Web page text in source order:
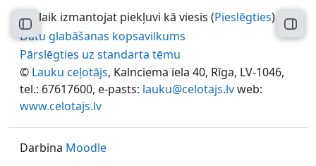
Atvērt kursu indeksu
Pašlaik izmantojat piekļuvi kā viesis (Pieslēgties)
Datu glabāšanas kopsavilkums
Pārslēgties uz standarta tēmu
© Lauku ceļotājs, Kalnciema iela 40, Rīga, LV-1046,
tel.: 67617600, e-pasts: lauku@celotajs.lvweb:
www.celotajs.lv
Darbina Moodle